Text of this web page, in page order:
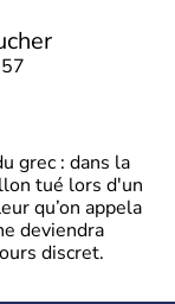
grec : dans la
tué lors d'un
qu’on appela
deviendra
discret.